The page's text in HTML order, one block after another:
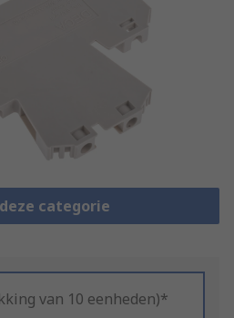
categorie
van 10 eenheden)*